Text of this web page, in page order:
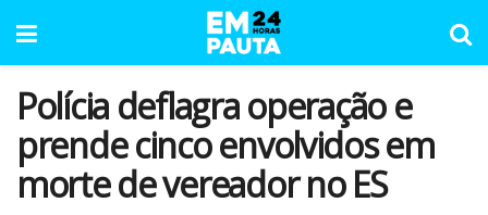
Polícia deflagra operação e
prende cinco envolvidos em
morte de vereador no ES